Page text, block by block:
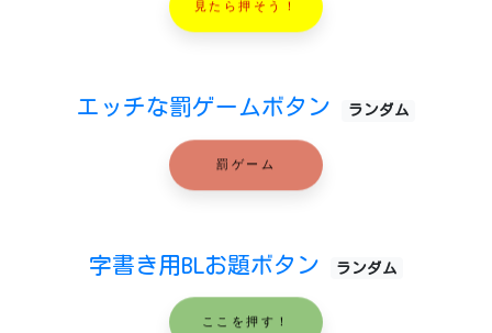
見たら押そう！
エッチな罰ゲームボタン ランダム
罰ゲーム
字書き用BLお題ボタン ランダム
ここを押す！